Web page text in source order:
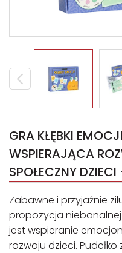
GRA KŁĘBKI
WSPIERAJĄCA
SPOŁECZNY
Zabawne i przyjaźnie
propozycja
jest wspieranie
rozwoju dzieci.